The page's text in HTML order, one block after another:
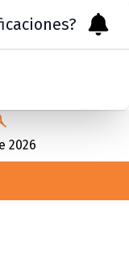
2026